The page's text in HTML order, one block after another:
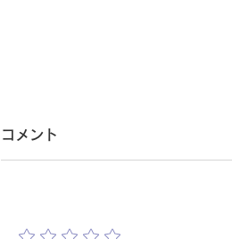
給湯器交換で工事当日に中
止・延期になるのはなぜ？｜
原因を解説【吹田・豊中・箕
延期になるのはなぜ？ 給湯器交
コメント